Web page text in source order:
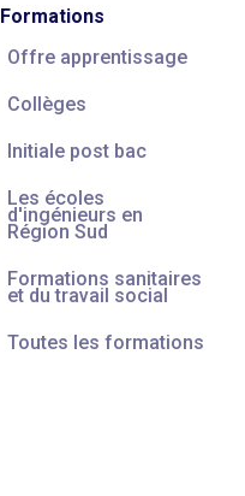
Formations
Offre apprentissage
Collèges
Initiale post bac
Les écoles
d'ingénieurs en
Région Sud
Formations sanitaires
et du travail social
Toutes les formations